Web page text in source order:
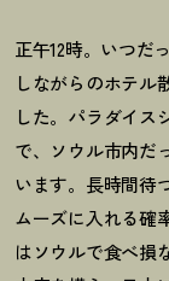
正午12時。いつだ
しながらのホテル
した。パラダイス
で、ソウル市内だ
います。長時間待
ムーズに入れる確
はソウルで食べ損